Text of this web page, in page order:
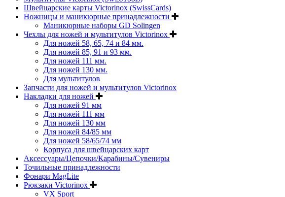
Швейцарские карты Victorinox (SwissCards)
Ножницы и маникюрные принадлежности
Маникюрные наборы GD Solingen
Чехлы для ножей и мультитулов Victorinox
Для ножей 58, 65, 74 и 84 мм.
Для ножей 85, 91 и 93 мм.
Для ножей 111 мм.
Для ножей 130 мм.
Для мультитулов
Запчасти для ножей и мультитулов Victorinox
Накладки для ножей
Для ножей 91 мм
Для ножей 111 мм
Для ножей 130 мм
Для ножей 84/85 мм
Для ножей 58/65/74 мм
Корпуса для швейцарских карт
Аксессуары/Цепочки/Карабины/Сувениры
Точильные принадлежности
Фонари MagLite
Рюкзаки Victorinox
VX Sport